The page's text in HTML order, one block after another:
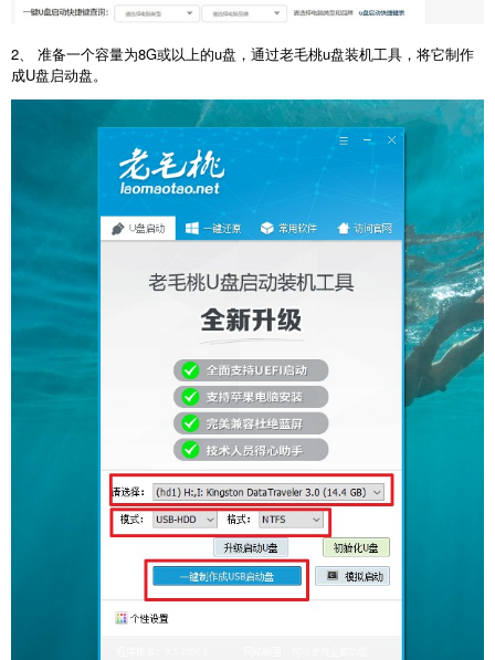
2、 准备一个容量为8G或以上的u盘，通过老毛桃u盘装机工具，将它制作
成U盘启动盘。